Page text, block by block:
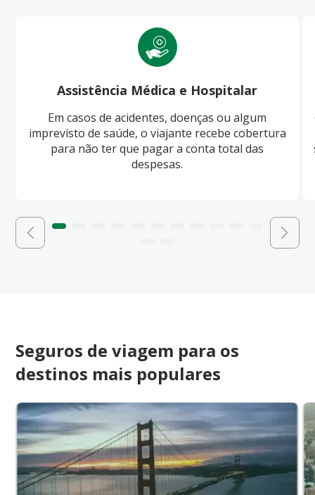
Assistência Médica e Hospitalar
Em casos de acidentes, doenças ou algum
imprevisto de saúde, o viajante recebe cobertura
para não ter que pagar a conta total das
despesas.
Seguros de viagem para os
destinos mais populares